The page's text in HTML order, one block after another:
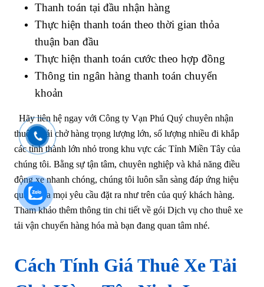
Thanh toán tại đầu nhận hàng
Thực hiện thanh toán theo thời gian thỏa
thuận ban đầu
Thực hiện thanh toán cước theo hợp đồng
Thông tin ngân hàng thanh toán chuyển
khoản
Hãy liên hệ ngay với Công ty Vạn Phú Quý chuyên nhận
thuê xe tải chở hàng trọng lượng lớn, số lượng nhiều đi khắp
các tỉnh thành lớn nhỏ trong khu vực các Tỉnh Miền Tây của
chúng tôi. Bằng sự tận tâm, chuyên nghiệp và khả năng điều
động xe nhanh chóng, chúng tôi luôn sẵn sàng đáp ứng hiệu
quả tối đa mọi yêu cầu đặt ra như trên của quý khách hàng.
Tham khảo thêm thông tin chi tiết về gói Dịch vụ cho thuê xe
tải vận chuyển hàng hóa mà bạn đang quan tâm nhé.
Cách Tính Giá Thuê Xe Tải